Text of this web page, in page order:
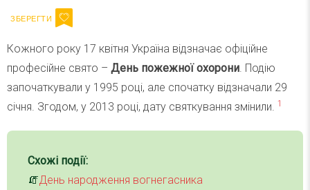
Кожного року 17 квітня Україна відзначає офіційне
професійне свято – День пожежної охорони. Подію
започаткували у 1995 році, але спочатку відзначали 29
січня. Згодом, у 2013 році, дату святкування змінили. 1
Схожі події:
🧯День народження вогнегасника